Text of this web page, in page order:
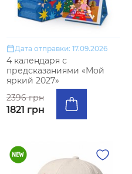
Дата отправки: 17.09.2026
4 календаря с
предсказаниями «Мой
яркий 2027»
2396 грн
1821 грн